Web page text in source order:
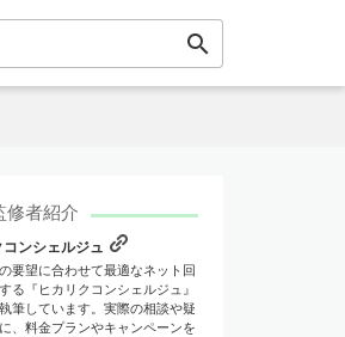
search
修者紹介
コンシェルジュ
要望に合わせて最適なネット回
る『ヒカリクコンシェルジュ』
筆しています。実際の相談や疑
、料金プランやキャンペーンを